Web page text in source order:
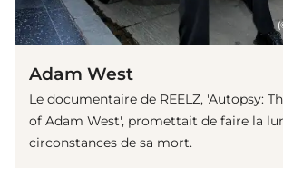
Adam West
Le documentaire de REELZ, 'Autopsy:
of Adam West', promettait de faire la
circonstances de sa mort.